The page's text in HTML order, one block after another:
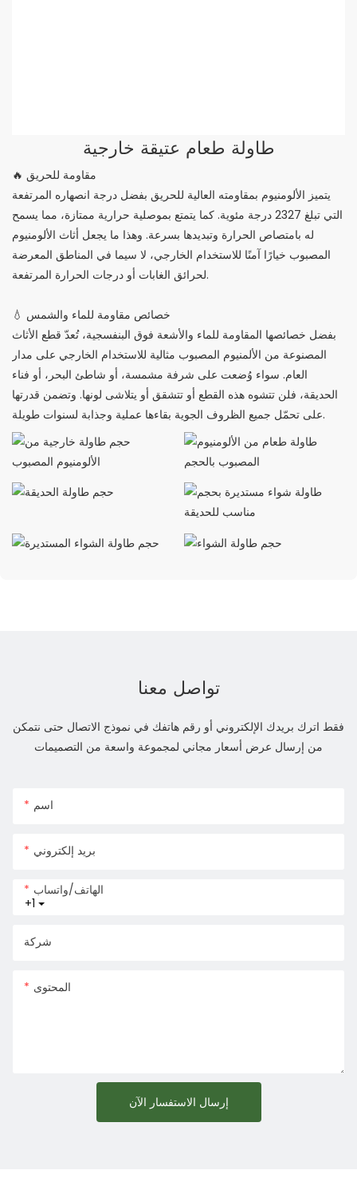
طاولة طعام عتيقة خارجية
🔥 مقاومة للحريق
يتميز الألومنيوم بمقاومته العالية للحريق بفضل درجة انصهاره المرتفعة
التي تبلغ 2327 درجة مئوية. كما يتمتع بموصلية حرارية ممتازة، مما يسمح
له بامتصاص الحرارة وتبديدها بسرعة. وهذا ما يجعل أثاث الألومنيوم
المصبوب خيارًا آمنًا للاستخدام الخارجي، لا سيما في المناطق المعرضة
لحرائق الغابات أو درجات الحرارة المرتفعة.
💧 خصائص مقاومة للماء والشمس
بفضل خصائصها المقاومة للماء والأشعة فوق البنفسجية، تُعدّ قطع الأثاث
المصنوعة من الألمنيوم المصبوب مثالية للاستخدام الخارجي على مدار
العام. سواء وُضعت على شرفة مشمسة، أو شاطئ البحر، أو فناء
الحديقة، فلن تتشوه هذه القطع أو تتشقق أو يتلاشى لونها. وتضمن قدرتها
على تحمّل جميع الظروف الجوية بقاءها عملية وجذابة لسنوات طويلة.
تواصل معنا
فقط اترك بريدك الإلكتروني أو رقم هاتفك في نموذج الاتصال حتى نتمكن
من إرسال عرض أسعار مجاني لمجموعة واسعة من التصميمات
اسم
بريد إلكتروني
+1
الهاتف/واتساب
شركة
المحتوى
إرسال الاستفسار الآن